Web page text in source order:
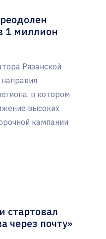
1 миллион
Рязанской
в котором
высоких
кампании
стартовал
через почту»